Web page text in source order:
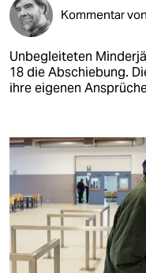
Kommentar von
Unbegleiteten
18 die Abschiebung.
ihre eigenen